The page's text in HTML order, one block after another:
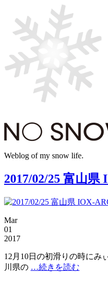
Weblog of my snow life.
2017/02/25 富山
Mar
01
2017
12月10日の初滑りの時にみ
川県の …続きを読む